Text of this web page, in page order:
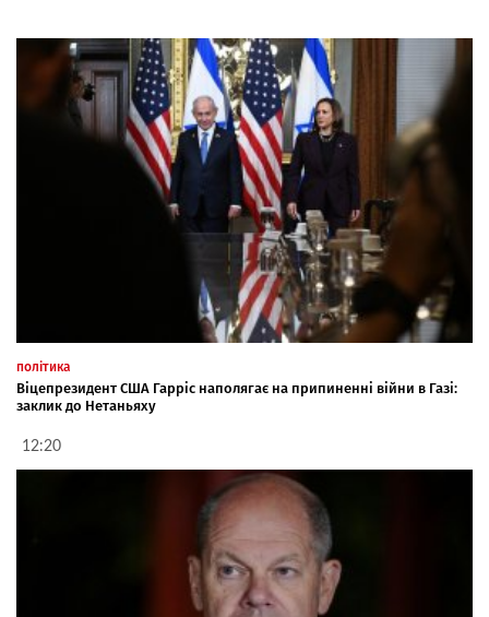
політика
Віцепрезидент США Гарріс наполягає на припиненні війни в Газі:
заклик до Нетаньяху
12:20